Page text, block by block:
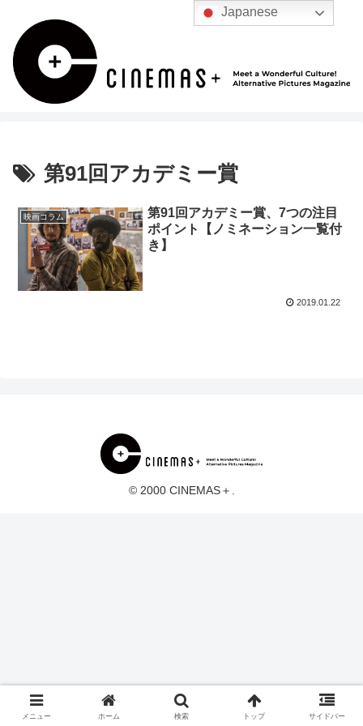
第91回アカデミー賞
映画コラム
第91回アカデミー賞、7つの注目
ポイント【ノミネーション一覧付
き】
2019.01.22
© 2000 CINEMAS＋.
メニュー ホーム 検索 トップ サイドバー
Japanese